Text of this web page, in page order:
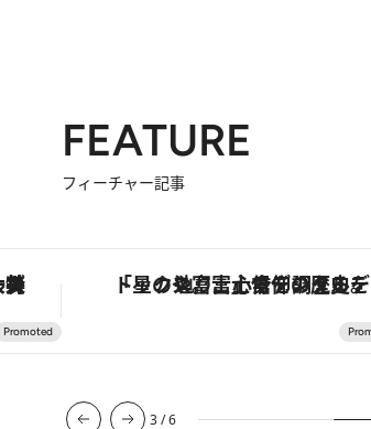
FEATURE
フィーチャー記事
ギフトまで。大人のための「ReFa GINZA」クルーズ 「星のや富士」でデジタルデトックス。冨士信仰の歴史を辿り、心身を調える。
3/6